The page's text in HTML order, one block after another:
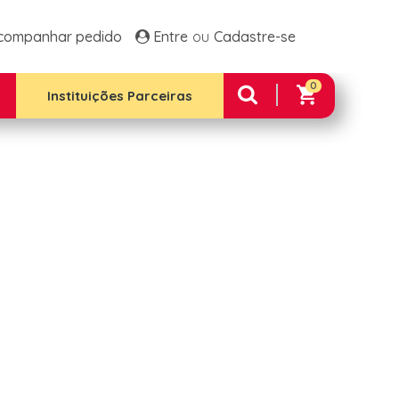
pedido Entre Cadastre-se
0
2
Premium
Integral 12 Unidades
Instituições Parceiras